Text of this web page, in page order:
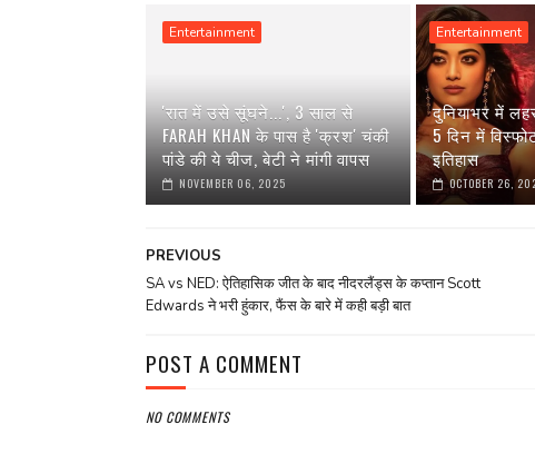
Entertainment
'रात में उसे सूंघने...', 3 साल से
FARAH KHAN के पास है 'क्रश' चंकी
पांडे की ये चीज, बेटी ने मांगी वापस
NOVEMBER 06, 2025
Entertainment
दुनियाभर में
5 दिन में
इतिहास
OCTOBER 26,
PREVIOUS
SA vs NED: ऐतिहासिक जीत के बाद नीदरलैंड्स के कप्तान Scott
Edwards ने भरी हुंकार, फैंस के बारे में कही बड़ी बात
POST A COMMENT
NO COMMENTS